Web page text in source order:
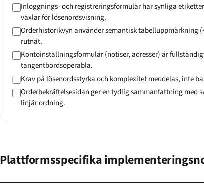
Inloggnings- och registreringsformulär har synliga
växlar för lösenordsvisning.
Orderhistorikvyn använder semantisk tabelluppmärkning
rutnät.
Kontoinställningsformulär (notiser, adresser) är
tangentbordsoperabla.
Krav på lösenordsstyrka och komplexitet meddelas, inte
Orderbekräftelsesidan ger en tydlig sammanfattning med
linjär ordning.
Plattformsspecifika